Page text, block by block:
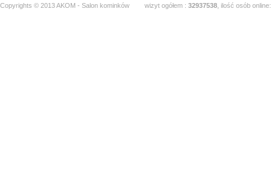
Copyrights © 2013 AKOM - Salon kominków wizyt ogółem : 32937538 , ilość osób